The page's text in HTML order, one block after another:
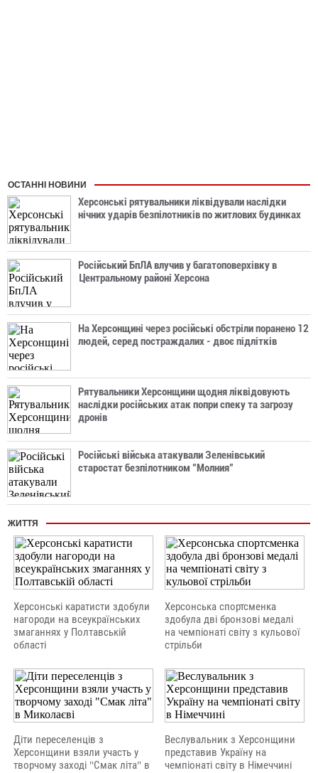
ОСТАННІ НОВИНИ
Херсонські рятувальники ліквідували наслідки
нічних ударів безпілотників по житлових будинках
Російський БпЛА влучив у багатоповерхівку в
Центральному районі Херсона
На Херсонщині через російські обстріли поранено 12
людей, серед постраждалих - двоє підлітків
Рятувальники Херсонщини щодня ліквідовують
наслідки російських атак попри спеку та загрозу
дронів
Російські війська атакували Зеленівський
старостат безпілотником "Молния"
ЖИТТЯ
Херсонські каратисти здобули
нагороди на всеукраїнських
змаганнях у Полтавській
області
Херсонська спортсменка
здобула дві бронзові медалі
на чемпіонаті світу з кульової
стрільби
Діти переселенців з
Херсонщини взяли участь у
творчому заході "Смак літа" в
Веслувальник з Херсонщини
представив Україну на
чемпіонаті світу в Німеччині